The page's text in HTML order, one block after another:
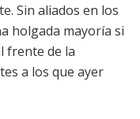
Sin aliados en los
holgada mayoría si
frente de la
a los que ayer